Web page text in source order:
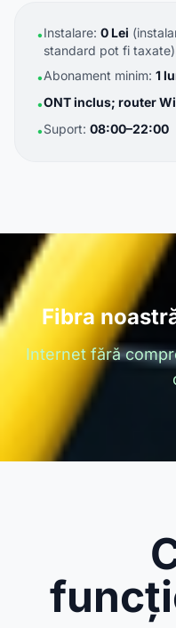
•Instalare: 0 Lei
standard pot fi taxate)
•Abonament minim: 1
•ONT inclus; router
•Suport: 08:00–22:00
Fibra
Internet fără